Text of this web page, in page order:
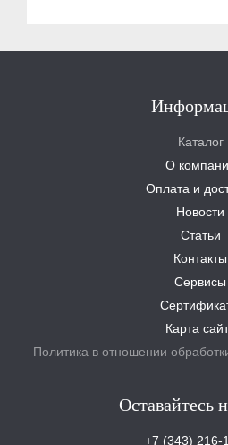
Каталог
О
Оплата и
Новости
Статьи
Контакты
Сервисы
Карта
Политика в отношении
Оставайтесь
+7 (343) 216-